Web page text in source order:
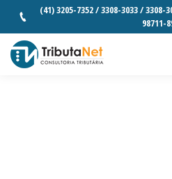
(41) 3205-7352 / 3308-3033 / 3308-
98711-